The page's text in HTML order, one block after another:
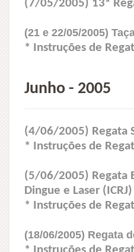
(7/05/2005) 13ª
(21 e 22/05/2005)
* Instruções de
Junho - 2005
(4/06/2005) Regata
* Instruções de
(5/06/2005) Regata
Dingue e Laser (ICRJ)
* Instruções de
(18/06/2005) Regata